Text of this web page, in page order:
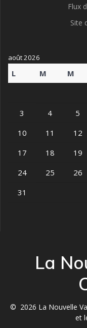
Flux
Site
août 2026
L M M
3
4 5
10
11 12
17
18 19
24
25 26
31
La
© 2026 La Nouvelle
et